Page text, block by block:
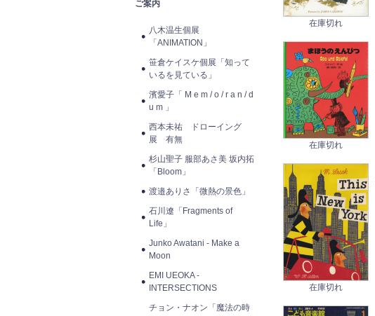
ご案内
八木温生個展
「ANIMATION」
笹倉ケイスケ個展「知って
いるを見ている」
濱愛子「 M e m / o / r a n / d
u m 」
西本未祐 ドローイング
展 有無
杉山聖子 服部あさ美 坂内拓
「Bloom」
渡邉ありさ「微熱の景色」
石川遼「Fragments of
Life」
Junko Awatani - Make a
Moon
EMI UEOKA -
INTERSECTIONS
チョン・ナオン「魔法の時
在庫切れ
在庫切れ
在庫切れ